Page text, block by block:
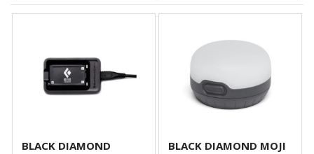
BLACK DIAMOND
BLACK DIAMOND MOJI